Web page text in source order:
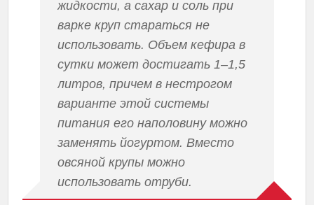
жидкости, а сахар и соль при
варке круп стараться не
использовать. Объем кефира в
сутки может достигать 1–1,5
литров, причем в нестрогом
варианте этой системы
питания его наполовину можно
заменять йогуртом. Вместо
овсяной крупы можно
использовать отруби.